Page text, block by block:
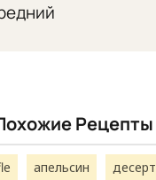
Рецепты
апельсин десерт